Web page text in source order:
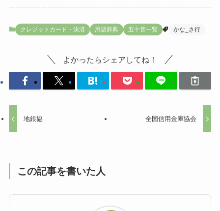
クレジットカード・決済 用語辞典 五十音一覧 かな_さ行
よかったらシェアしてね！
地銀協 全国信用金庫協会
この記事を書いた人